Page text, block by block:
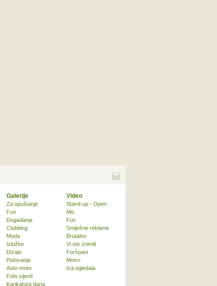
Galerije
Za opuštanje
Fun
Događanja
Clubbing
Moda
Izložbe
Dizajn
Putovanja
Auto-moto
Foto vijesti
Karikatura dana
Video
Stand-up - Open
Mic
Fun
Smiješne reklame
Brutalno
Vi ste snimili
Foršpani
Metro
Iza ogledala